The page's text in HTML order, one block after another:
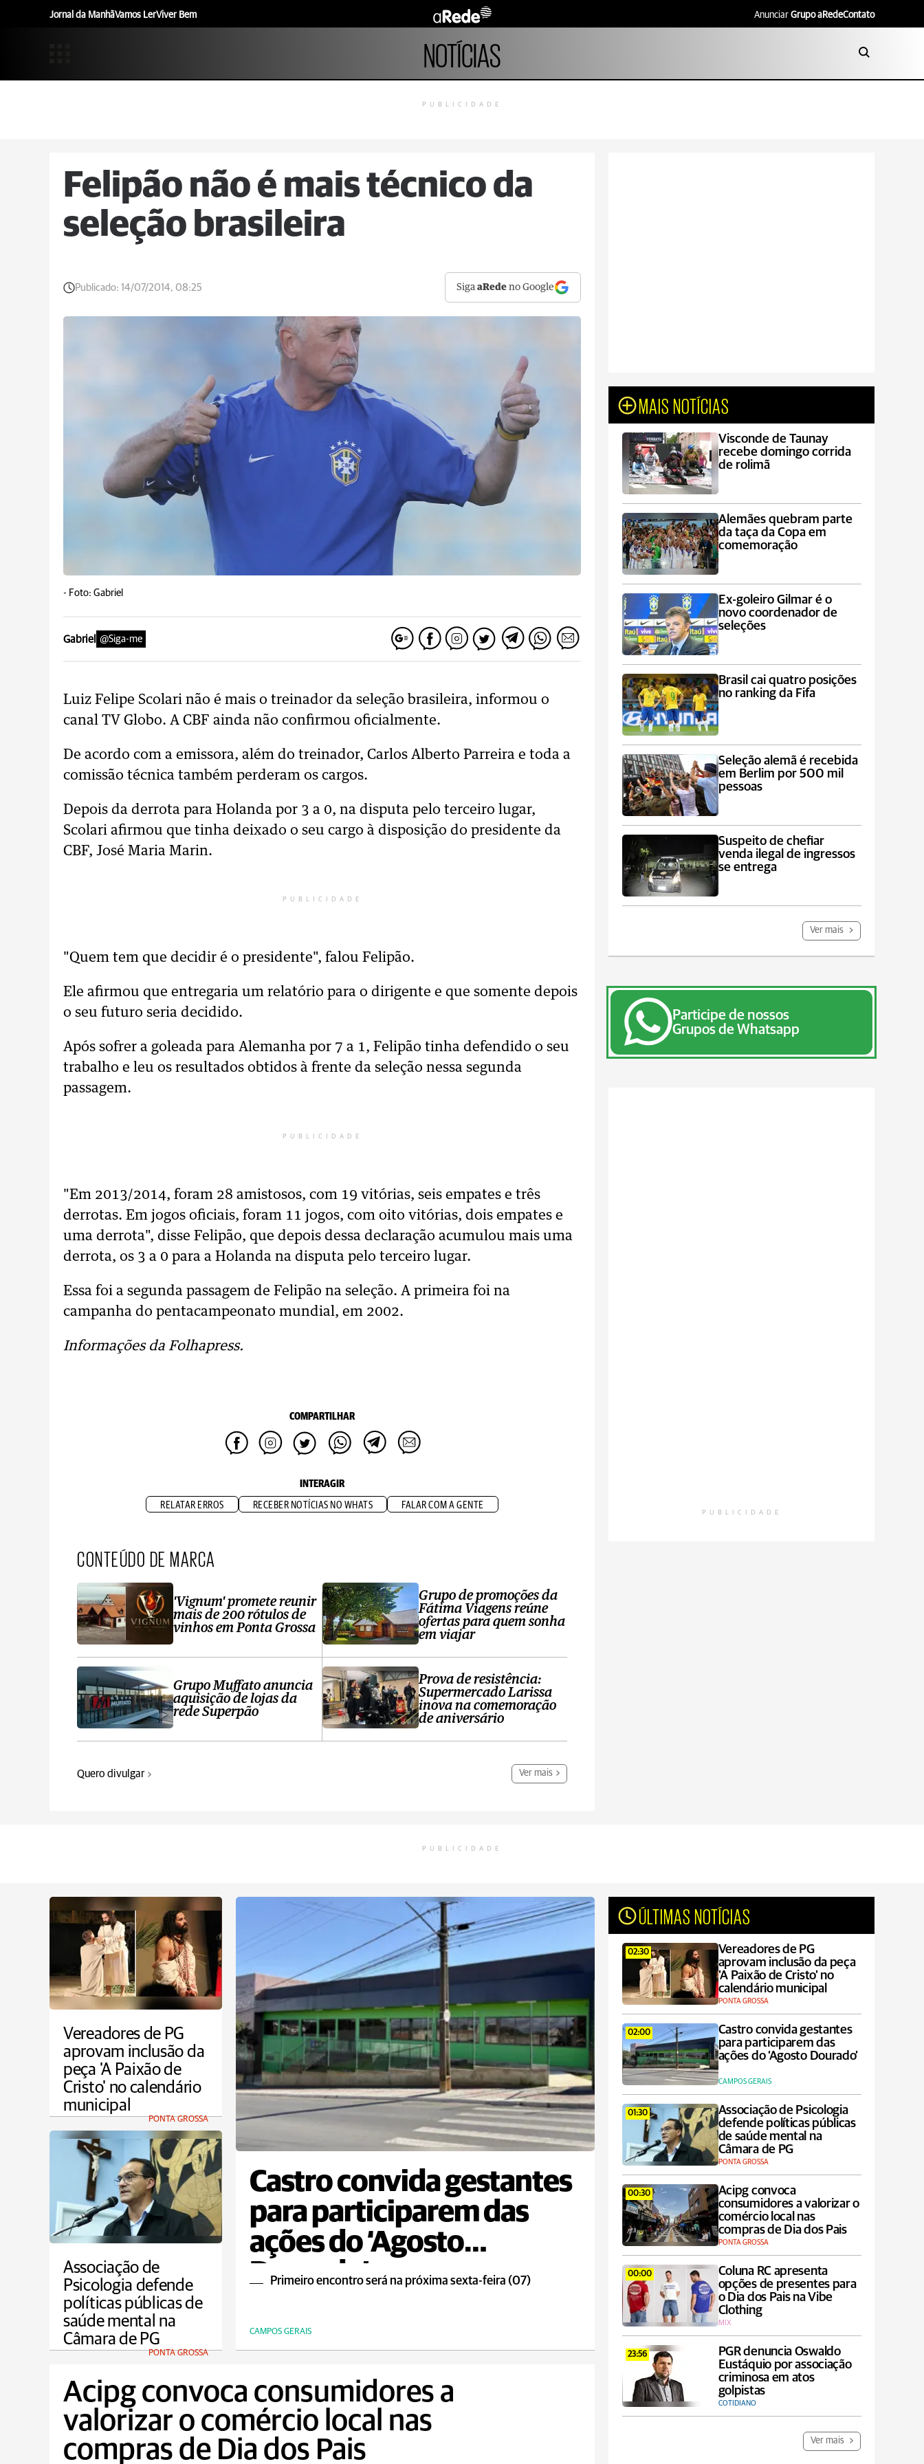
Jornal da ManhãVamos LerViver Bem Anunciar Grupo aRedeContato
NOTÍCIAS
PUBLICIDADE
Felipão não é mais técnico da
seleção brasileira
Publicado: 14/07/2014, 08:25 SigaaRede no Google
- Foto: Gabriel
Gabriel @Siga-me
Luiz Felipe Scolari não é mais o treinador da seleção brasileira, informou o
canal TV Globo. A CBF ainda não confirmou oficialmente.
De acordo com a emissora, além do treinador, Carlos Alberto Parreira e toda a
comissão técnica também perderam os cargos.
Depois da derrota para Holanda por 3 a 0, na disputa pelo terceiro lugar,
Scolari afirmou que tinha deixado o seu cargo à disposição do presidente da
CBF, José Maria Marin.
PUBLICIDADE
"Quem tem que decidir é o presidente", falou Felipão.
Ele afirmou que entregaria um relatório para o dirigente e que somente depois
o seu futuro seria decidido.
Após sofrer a goleada para Alemanha por 7 a 1, Felipão tinha defendido o seu
trabalho e leu os resultados obtidos à frente da seleção nessa segunda
passagem.
PUBLICIDADE
"Em 2013/2014, foram 28 amistosos, com 19 vitórias, seis empates e três
derrotas. Em jogos oficiais, foram 11 jogos, com oito vitórias, dois empates e
uma derrota", disse Felipão, que depois dessa declaração acumulou mais uma
derrota, os 3 a 0 para a Holanda na disputa pelo terceiro lugar.
Essa foi a segunda passagem de Felipão na seleção. A primeira foi na
campanha do pentacampeonato mundial, em 2002.
Informações da Folhapress.
COMPARTILHAR
INTERAGIR
RELATAR ERROS RECEBER NOTÍCIAS NO WHATS FALAR COM A GENTE
CONTEÚDO DE MARCA
'Vignum' promete reunir
mais de 200 rótulos de
vinhos em Ponta Grossa
Grupo Muffato anuncia
aquisição de lojas da
rede Superpão
Grupo de promoções da
Fátima Viagens reúne
ofertas para quem sonha
em viajar
Prova de resistência:
Supermercado Larissa
inova na comemoração
de aniversário
Quero divulgar Ver mais
MAIS NOTÍCIAS
Visconde de Taunay
recebe domingo corrida
de rolimã
Alemães quebram parte
da taça da Copa em
comemoração
Ex-goleiro Gilmar é o
novo coordenador de
seleções
Brasil cai quatro posições
no ranking da Fifa
Seleção alemã é recebida
em Berlim por 500 mil
pessoas
Suspeito de chefiar
venda ilegal de ingressos
se entrega
Ver mais
Participe de nossos
Grupos de Whatsapp
PUBLICIDADE
PUBLICIDADE
Vereadores de PG
aprovam inclusão da
peça 'A Paixão de
Cristo' no calendário
municipal
PONTA GROSSA
Castro convida gestantes
para participarem das
ações do ‘Agosto
Dourado’
Primeiro encontro será na próxima sexta-feira (07)
CAMPOS GERAIS
ÚLTIMAS NOTÍCIAS
02:30
Vereadores de PG
aprovam inclusão da peça
'A Paixão de Cristo' no
calendário municipal
PONTA GROSSA
02:00
Castro convida gestantes
para participarem das
ações do ‘Agosto Dourado’
CAMPOS GERAIS
01:30
Associação de Psicologia
defende políticas públicas
de saúde mental na
Câmara de PG
PONTA GROSSA
00:30
Acipg convoca
consumidores a valorizar o
comércio local nas
compras de Dia dos Pais
PONTA GROSSA
00:00
Coluna RC apresenta
opções de presentes para
o Dia dos Pais na Vibe
Clothing
MIX
23:56
PGR denuncia Oswaldo
Eustáquio por associação
criminosa em atos
golpistas
COTIDIANO
Ver mais
Associação de
Psicologia defende
políticas públicas de
saúde mental na
Câmara de PG
PONTA GROSSA
Acipg convoca consumidores a
valorizar o comércio local nas
compras de Dia dos Pais